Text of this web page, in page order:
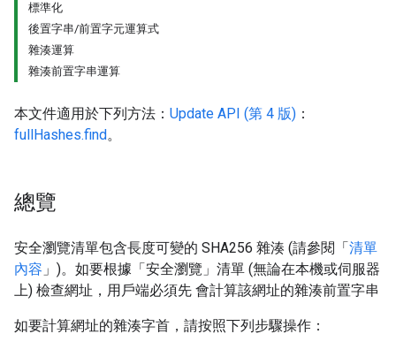
標準化
後置字串/前置字元運算式
雜湊運算
雜湊前置字串運算
本文件適用於下列方法： Update API (第 4 版) ：
fullHashes.find。
總覽
安全瀏覽清單包含長度可變的 SHA256 雜湊 (請參閱「清單
內容 」)。如要根據「安全瀏覽」清單 (無論在本機或伺服器
上) 檢查網址，用戶端必須先 會計算該網址的雜湊前置字串
如要計算網址的雜湊字首，請按照下列步驟操作：